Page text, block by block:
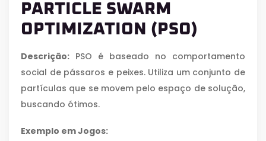
PARTICLE SWARM
OPTIMIZATION (PSO)
Descrição: PSO é baseado no comportamento
social de pássaros e peixes. Utiliza um conjunto de
partículas que se movem pelo espaço de solução,
buscando ótimos.
Exemplo em Jogos: